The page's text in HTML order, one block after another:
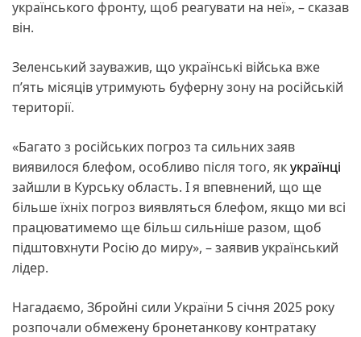
українського фронту, щоб реагувати на неї», – сказав
він.
Зеленський зауважив, що українські війська вже
п’ять місяців утримують буферну зону на російській
території.
«Багато з російських погроз та сильних заяв
виявилося блефом, особливо після того, якукраїнці
зайшли в Курську область. І я впевнений, що ще
більше їхніх погроз виявляться блефом, якщо ми всі
працюватимемо ще більш сильніше разом, щоб
підштовхнути Росію до миру», – заявив український
лідер.
Нагадаємо, Збройні сили України 5 січня 2025 року
розпочали обмежену бронетанкову контратаку